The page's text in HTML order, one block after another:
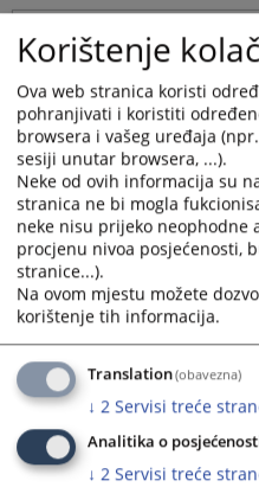
to
interact
with
the
calendar
and
select
a
date.
Press
the
question
mark
key
to
get
the
keyboard
shortcuts
for
changing
1 -
Korištenje
Ova web stranica koristi
pohranjivati i koristiti
browsera i vašeg uređaja
sesiji unutar browsera, ...).
Neke od ovih informacija su
stranica ne bi mogla
neke nisu prijeko neophodne
procjenu nivoa posjećenosti,
stranice...).
Na ovom mjestu možete
korištenje tih informacija.
Translation(obavezna)
↓ 2 Servisi treće
Analitika o
↓ 2 Servisi treće